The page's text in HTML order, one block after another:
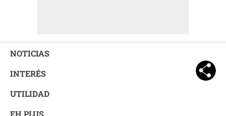
NOTICIAS
INTERÉS
UTILIDAD
EH PLUS